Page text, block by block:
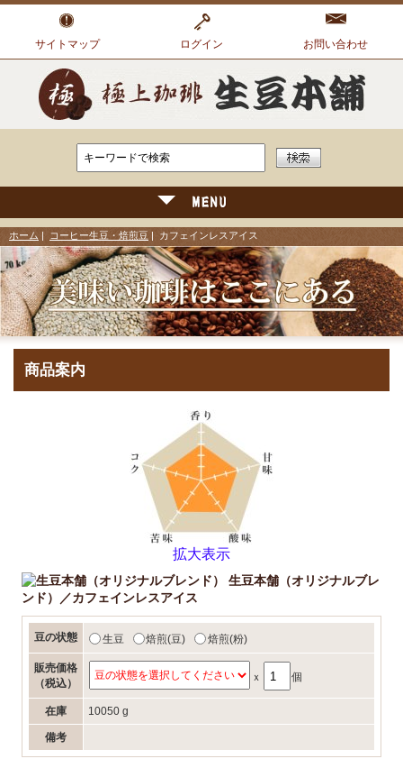
サイトマップ ログイン お問い合わせ
ホーム コーヒー生豆・焙煎豆 | カフェインレスアイス
商品案内
拡大表示
生豆本舗（オリジナルブレ
ンド）／カフェインレスアイス
豆の状態 生豆 焙煎(豆) 焙煎(粉)
販売価格
（税込）
ｘ 個
在庫 10050 g
備考